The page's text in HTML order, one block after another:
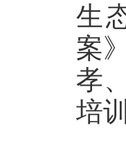
生
案
孝
培